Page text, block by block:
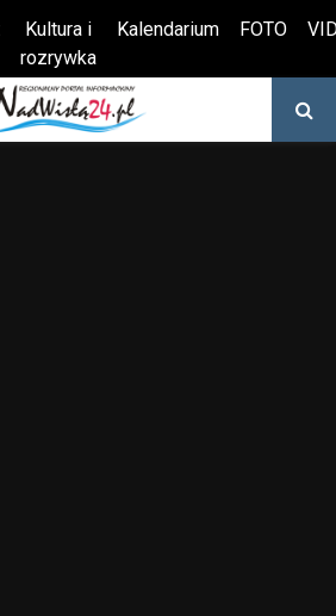
Kultura i
rozrywka
Kalendarium FOTO